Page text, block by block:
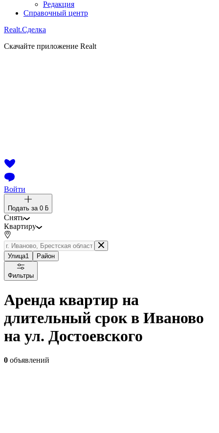
Редакция
Справочный центр
Realt.Сделка
Скачайте приложение Realt
Войти
Подать за 0 ƃ
Снять
Квартиру
Улица1 Район
Фильтры
Аренда квартир на
длительный срок в Иваново
на ул. Достоевского
0 объявлений